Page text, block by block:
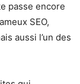
passe encore
SEO,
aussi l’un des